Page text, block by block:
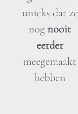
unieks dat ze
nognooit
eerder
meegemaakt
hebben